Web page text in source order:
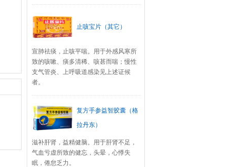
止咳宝片（其它）
宣肺祛痰，止咳平喘。用于外感风寒所
致的咳嗽、痰多清稀、咳甚而喘；慢性
支气管炎、上呼吸道感染见上述证候
者。
复方手参益智胶囊（格
拉丹东）
滋补肝肾，益精健脑。用于肝肾不足，
气血亏虚所致的健忘，头晕，心悸失
眠，倦怠乏力。